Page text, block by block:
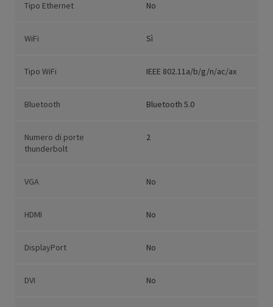
Tipo Ethernet No
WiFi Sì
Tipo WiFi IEEE 802.11a/b/g/n/ac/ax
Bluetooth Bluetooth 5.0
Numero di porte
thunderbolt
2
VGA No
HDMI No
DisplayPort No
DVI No